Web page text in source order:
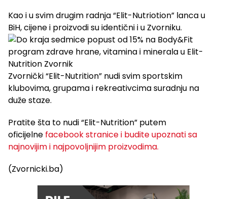
Kao i u svim drugim radnja “Elit-Nutriotion” lanca u
BiH, cijene i proizvodi su identični i u Zvorniku.
Zvornički “Elit-Nutrition” nudi svim sportskim
klubovima, grupama i rekreativcima suradnju na
duže staze.
Pratite šta to nudi “Elit-Nutrition” putem
oficijelne facebook stranice i budite upoznati sa
najnovijim i najpovoljnijim proizvodima.
(Zvornicki.ba)